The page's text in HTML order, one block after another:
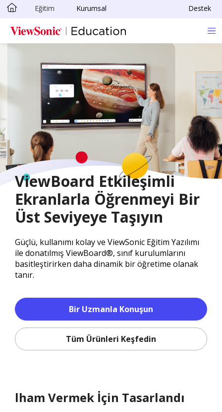
Skip to main content
Eğitim Kurumsal Destek
ViewBoard Etkileşimli
Ekranlarla Öğrenmeyi Bir
Üst Seviyeye Taşıyın
Güçlü, kullanımı kolay ve ViewSonic Eğitim Yazılımı
ile donatılmış ViewBoard®, sınıf kurulumlarını
basitleştirirken daha dinamik bir öğretime olanak
tanır.
Bir Uzmanla Konuşun
Tüm Ürünleri Keşfedin
lham Vermek İçin Tasarlandı